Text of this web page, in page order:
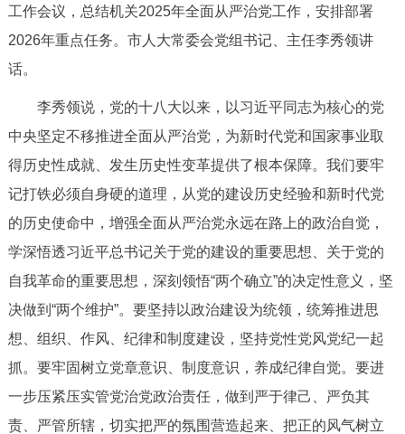
市领导 机构职能 政策服务
政务服务
中介服务 阳光政务
政民互动
工作会议，总结机关2025年全面从严治党工作，安排部署
2026年重点任务。市人大常委会党组书记、主任李秀领讲
话。
李秀领说，党的十八大以来，以习近平同志为核心的党
中央坚定不移推进全面从严治党，为新时代党和国家事业取
得历史性成就、发生历史性变革提供了根本保障。我们要牢
记打铁必须自身硬的道理，从党的建设历史经验和新时代党
的历史使命中，增强全面从严治党永远在路上的政治自觉，
学深悟透习近平总书记关于党的建设的重要思想、关于党的
自我革命的重要思想，深刻领悟“两个确立”的决定性意义，坚
决做到“两个维护”。要坚持以政治建设为统领，统筹推进思
想、组织、作风、纪律和制度建设，坚持党性党风党纪一起
抓。要牢固树立党章意识、制度意识，养成纪律自觉。要进
一步压紧压实管党治党政治责任，做到严于律己、严负其
责、严管所辖，切实把严的氛围营造起来、把正的风气树立